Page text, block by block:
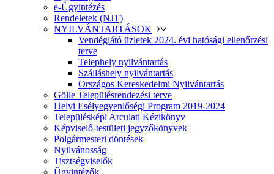
e-Ügyintézés
Rendeletek (NJT)
NYILVÁNTARTÁSOK
Vendéglátó üzletek 2024. évi hatósági ellenőrzési
terve
Telephely nyilvántartás
Szálláshely nyilvántartás
Országos Kereskedelmi Nyilvántartás
Gölle Településrendezési terve
Helyi Esélyegyenlőségi Program 2019-2024
Településképi Arculati Kézikönyv
Képviselő-testületi jegyzőkönyvek
Polgármesteri döntések
Nyilvánosság
Tisztségviselők
Ügyintézők